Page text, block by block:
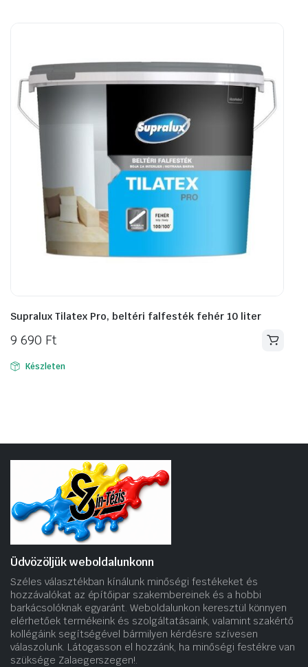
Supralux Tilatex Pro, beltéri falfesték fehér 10 liter
9 690 Ft
Készleten
Üdvözöljük weboldalunkonn
Széles választékban kínálunk minőségi festékeket és
hozzávalókat az építőipar szakembereinek és a hobbi
barkácsolóknak egyaránt. Weboldalunkon keresztül könnyen
elérhetőek termékeink és szolgáltatásaink, valamint szakértő
kollégáink segítségével bármilyen kérdésre szívesen
válaszolunk. Látogasson el hozzánk, ha minőségi festékre van
szüksége Zalaegerszegen!.